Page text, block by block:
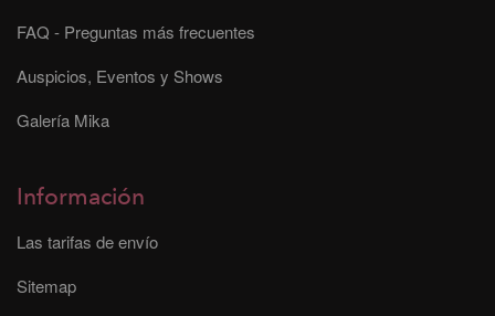
FAQ - Preguntas más frecuentes
Auspicios, Eventos y Shows
Galería Mika
Información
Las tarifas de envío
Sitemap